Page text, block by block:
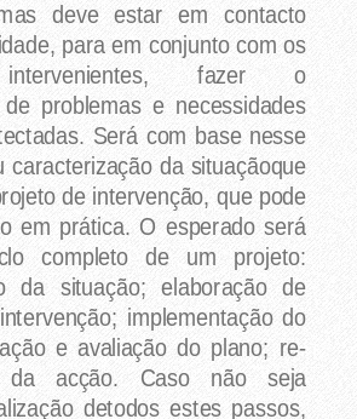
deve estar em contacto
para em conjunto com os
fazer o
de problemas e necessidades
Será com base nesse
caracterização da situaçãoque
de intervenção, que pode
em prática. O esperado será
completo de um projeto:
da situação; elaboração de
implementação do
e avaliação do plano; re-
da acção. Caso não seja
detodos estes passos,